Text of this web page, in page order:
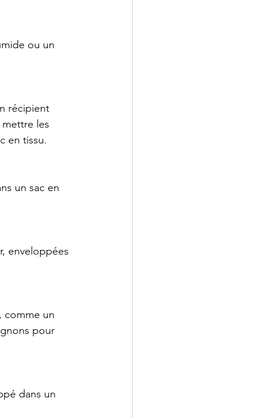
ou un
récipient
les
en tissu.
un sac en
enveloppées
comme un
pour
dans un